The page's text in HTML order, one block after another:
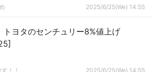
2025/6/25(We) 14:55
トヨタのセンチュリー8%値上げ
！！ 2025/6/25(We) 14:55